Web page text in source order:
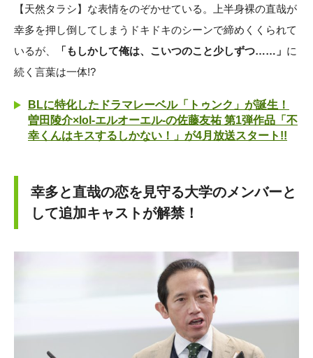
【天然タラシ】な表情をのぞかせている。上半身裸の直哉が
幸多を押し倒してしまうドキドキのシーンで締めくくられて
いるが、
「もしかして俺は、こいつのこと少しずつ……」 に
続く言葉は一体!?
BLに特化したドラマレーベル「トゥンク」が誕生！
曽田陵介×lol-エルオーエル-の佐藤友祐 第1弾作品「不
幸くんはキスするしかない！」が4月放送スタート!!
幸多と直哉の恋を見守る大学のメンバーと
して追加キャストが解禁！